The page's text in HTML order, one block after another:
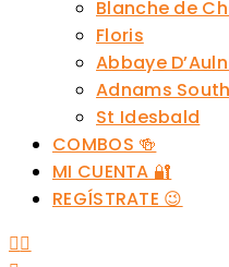
Blanche de
Floris
Abbaye
Adnams
St Idesbald
COMBOS 🍻
MI CUENTA 🔐
REGÍSTRATE 😉